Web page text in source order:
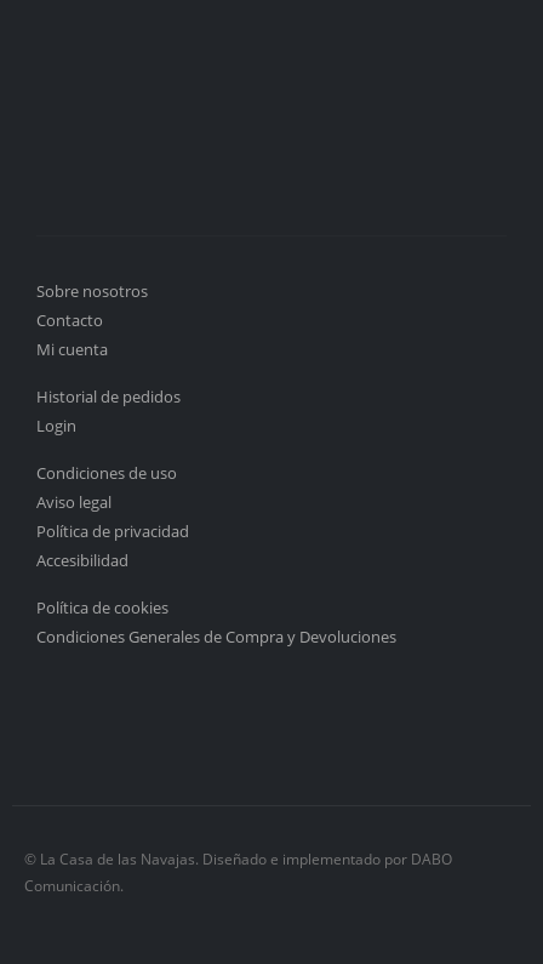
Sobre nosotros
Contacto
Mi cuenta
Historial de pedidos
Login
Condiciones de uso
Aviso legal
Política de privacidad
Accesibilidad
Política de cookies
Condiciones Generales de Compra y Devoluciones
© La Casa de las Navajas. Diseñado e implementado por DABO
Comunicación.